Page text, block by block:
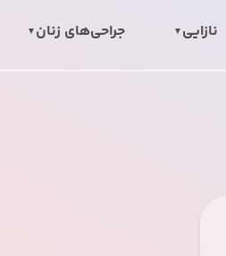
نازایی جراحی‌های زنان